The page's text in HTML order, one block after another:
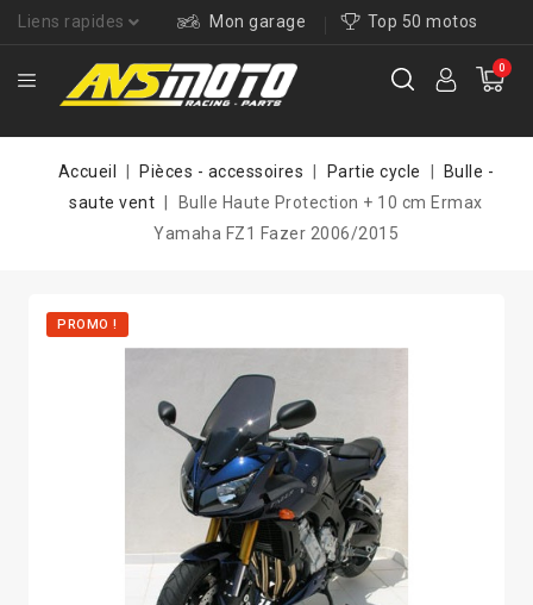
Liens rapides Mon garage Top 50 motos
0
Accueil Pièces - accessoires Partie cycle
Bulle -
saute vent
Bulle Haute Protection + 10 cm Ermax
Yamaha FZ1 Fazer 2006/2015
PROMO !